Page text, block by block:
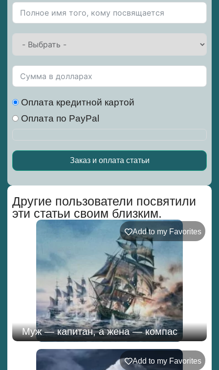
Другие пользователи посвятили
эти статьи своим близким.
Add to my Favorites
Муж — капитан, а жена — компас
Add to my Favorites
Оплата кредитной картой
Оплата по PayPal
Заказ и оплата статьи
Alternative: